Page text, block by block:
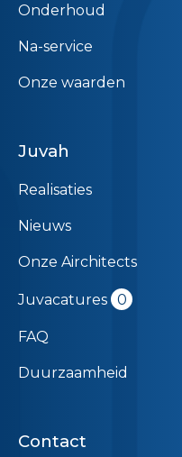
Onderhoud
Na-service
Onze waarden
Juvah
Realisaties
Nieuws
Onze Airchitects
Juvacatures 0
FAQ
Duurzaamheid
Contact